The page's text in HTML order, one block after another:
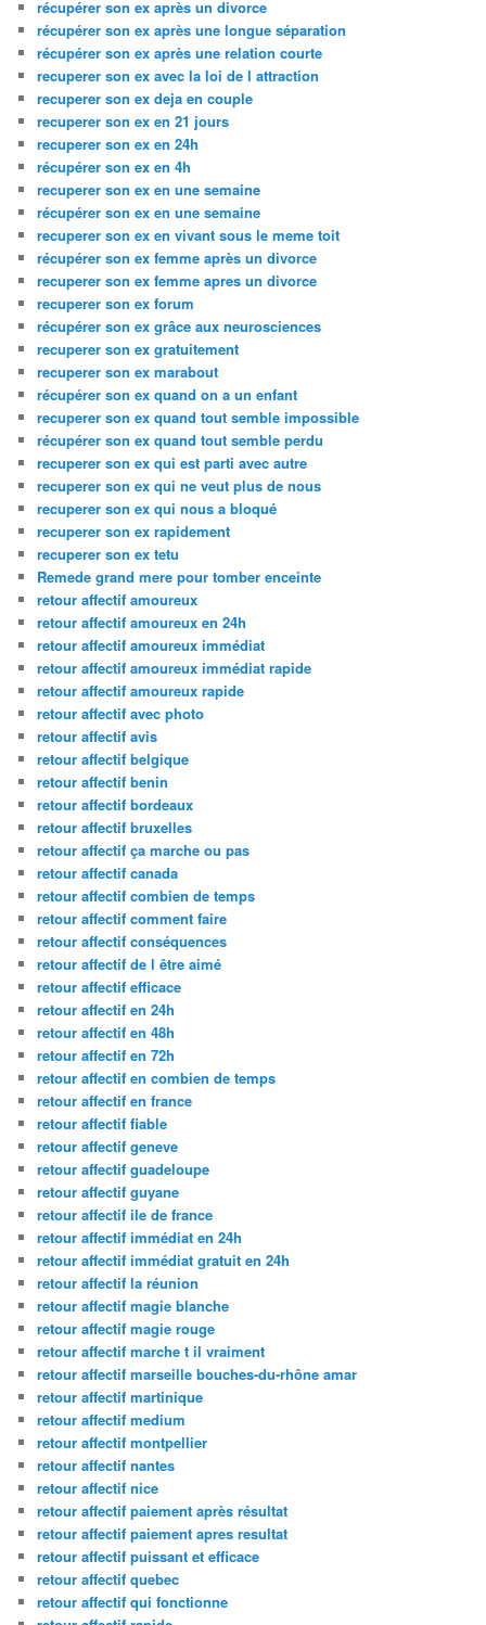
récupérer son ex après un divorce
récupérer son ex après une longue séparation
récupérer son ex après une relation courte
recuperer son ex avec la loi de l attraction
recuperer son ex deja en couple
recuperer son ex en 21 jours
recuperer son ex en 24h
récupérer son ex en 4h
recuperer son ex en une semaine
récupérer son ex en une semaine
recuperer son ex en vivant sous le meme toit
récupérer son ex femme après un divorce
recuperer son ex femme apres un divorce
recuperer son ex forum
récupérer son ex grâce aux neurosciences
recuperer son ex gratuitement
recuperer son ex marabout
récupérer son ex quand on a un enfant
recuperer son ex quand tout semble impossible
récupérer son ex quand tout semble perdu
recuperer son ex qui est parti avec autre
recuperer son ex qui ne veut plus de nous
recuperer son ex qui nous a bloqué
recuperer son ex rapidement
recuperer son ex tetu
Remede grand mere pour tomber enceinte
retour affectif amoureux
retour affectif amoureux en 24h
retour affectif amoureux immédiat
retour affectif amoureux immédiat rapide
retour affectif amoureux rapide
retour affectif avec photo
retour affectif avis
retour affectif belgique
retour affectif benin
retour affectif bordeaux
retour affectif bruxelles
retour affectif ça marche ou pas
retour affectif canada
retour affectif combien de temps
retour affectif comment faire
retour affectif conséquences
retour affectif de l être aimé
retour affectif efficace
retour affectif en 24h
retour affectif en 48h
retour affectif en 72h
retour affectif en combien de temps
retour affectif en france
retour affectif fiable
retour affectif geneve
retour affectif guadeloupe
retour affectif guyane
retour affectif ile de france
retour affectif immédiat en 24h
retour affectif immédiat gratuit en 24h
retour affectif la réunion
retour affectif magie blanche
retour affectif magie rouge
retour affectif marche t il vraiment
retour affectif marseille bouches-du-rhône amar
retour affectif martinique
retour affectif medium
retour affectif montpellier
retour affectif nantes
retour affectif nice
retour affectif paiement après résultat
retour affectif paiement apres resultat
retour affectif puissant et efficace
retour affectif quebec
retour affectif qui fonctionne